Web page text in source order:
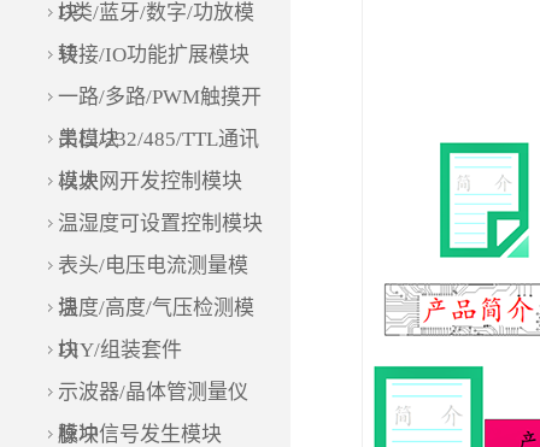
块
D类/蓝牙/数字/功放模
块
转接/IO功能扩展模块
一路/多路/PWM触摸开
关模块
串口/232/485/TTL通讯
模块
以太网开发控制模块
温湿度可设置控制模块
表头/电压电流测量模
块
温度/高度/气压检测模
块
DIY/组装套件
示波器/晶体管测量仪
模块
脉冲信号发生模块